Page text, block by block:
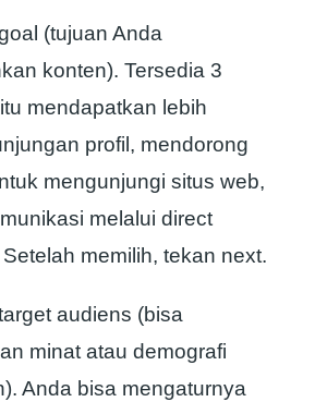
(tujuan Anda
konten). Tersedia 3
mendapatkan lebih
profil, mendorong
mengunjungi situs web,
melalui direct
memilih, tekan next.
audiens (bisa
minat atau demografi
Anda bisa mengaturnya